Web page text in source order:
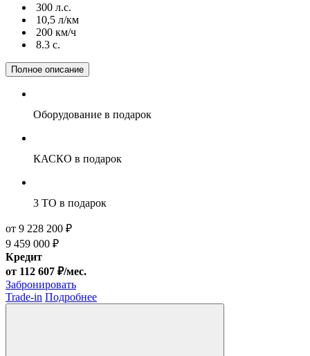
300 л.с.
10,5 л/км
200 км/ч
8.3 c.
Полное описание
Оборудование в подарок
КАСКО в подарок
3 ТО в подарок
от 9 228 200 ₽
9 459 000 ₽
Кредит
от 112 607 ₽/мес.
Забронировать
Trade-in Подробнее